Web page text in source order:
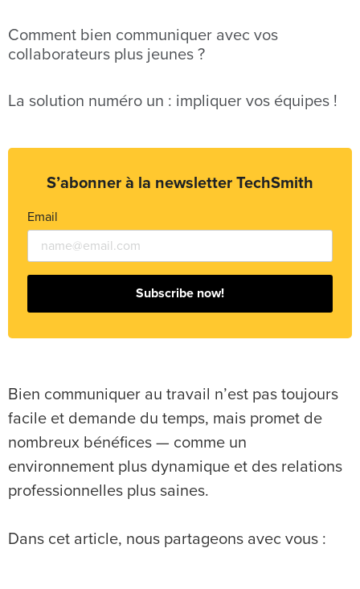
Comment bien communiquer avec vos
collaborateurs plus jeunes ?
La solution numéro un : impliquer vos équipes !
S’abonner à la newsletter TechSmith
Email
Subscribe now!
Bien communiquer au travail n’est pas toujours
facile et demande du temps, mais promet de
nombreux bénéfices — comme un
environnement plus dynamique et des relations
professionnelles plus saines.
Dans cet article, nous partageons avec vous :